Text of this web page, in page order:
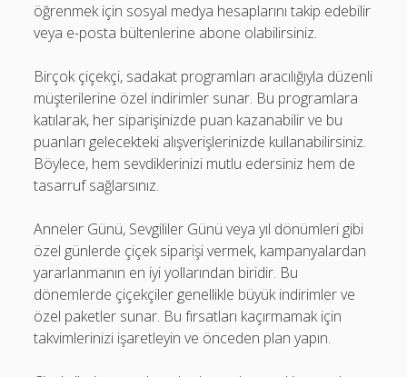
öğrenmek için sosyal medya hesaplarını takip edebilir
veya e-posta bültenlerine abone olabilirsiniz.
Birçok çiçekçi, sadakat programları aracılığıyla düzenli
müşterilerine özel indirimler sunar. Bu programlara
katılarak, her siparişinizde puan kazanabilir ve bu
puanları gelecekteki alışverişlerinizde kullanabilirsiniz.
Böylece, hem sevdiklerinizi mutlu edersiniz hem de
tasarruf sağlarsınız.
Anneler Günü, Sevgililer Günü veya yıl dönümleri gibi
özel günlerde çiçek siparişi vermek, kampanyalardan
yararlanmanın en iyi yollarından biridir. Bu
dönemlerde çiçekçiler genellikle büyük indirimler ve
özel paketler sunar. Bu fırsatları kaçırmamak için
takvimlerinizi işaretleyin ve önceden plan yapın.